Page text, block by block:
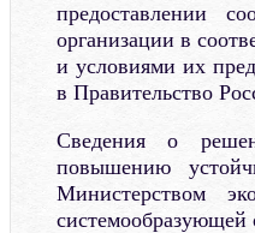
предоставлении
организации в
и условиями их
в Правительство
Сведения о
повышению
Министерством
системообразующей